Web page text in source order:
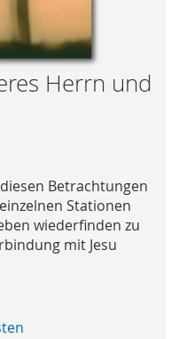
Herrn und
Betrachtungen
Stationen
wiederfinden zu
mit Jesu